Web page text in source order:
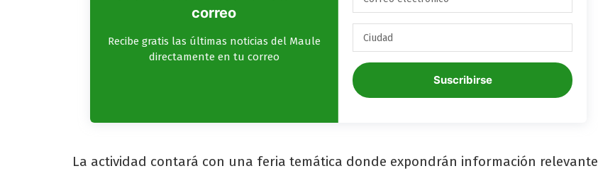
correo
Recibe gratis las últimas noticias del Maule
directamente en tu correo
Suscribirse
La actividad contará con una feria temática donde expondrán información relevante